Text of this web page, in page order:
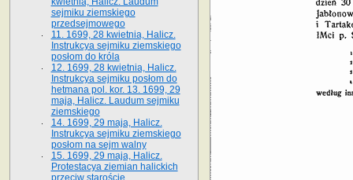
sejmiku ziemskiego
przedsejmowego
11. 1699, 28 kwietnia, Halicz.
Instrukcya sejmiku ziemskiego
posłom do króla
12. 1699, 28 kwietnia, Halicz.
Instrukcya sejmiku posłom do
hetmana pol. kor. 13. 1699, 29
maja, Halicz. Laudum sejmiku
ziemskiego
14. 1699, 29 maja, Halicz.
Instrukcya sejmiku ziemskiego
posłom na sejm walny
15. 1699, 29 maja, Halicz.
Protestacya ziemian halickich
przeciw staroście